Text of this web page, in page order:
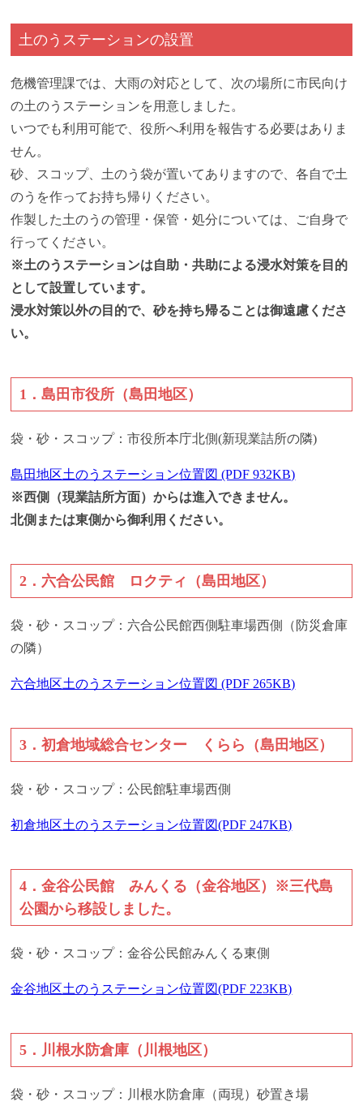
土のうステーションの設置
危機管理課では、大雨の対応として、次の場所に市民向け
の土のうステーションを用意しました。
いつでも利用可能で、役所へ利用を報告する必要はありま
せん。
砂、スコップ、土のう袋が置いてありますので、各自で土
のうを作ってお持ち帰りください。
作製した土のうの管理・保管・処分については、ご自身で
行ってください。
※土のうステーションは自助・共助による浸水対策を目的
として設置しています。
浸水対策以外の目的で、砂を持ち帰ることは御遠慮くださ
い。
1．島田市役所（島田地区）
袋・砂・スコップ：市役所本庁北側(新現業詰所の隣)
島田地区土のうステーション位置図 (PDF 932KB)
※西側（現業詰所方面）からは進入できません。
北側または東側から御利用ください。
2．六合公民館 ロクティ（島田地区）
袋・砂・スコップ：六合公民館西側駐車場西側（防災倉庫
の隣）
六合地区土のうステーション位置図 (PDF 265KB)
3．初倉地域総合センター くらら（島田地区）
袋・砂・スコップ：公民館駐車場西側
初倉地区土のうステーション位置図(PDF 247KB)
4．金谷公民館 みんくる（金谷地区）※三代島
公園から移設しました。
袋・砂・スコップ：金谷公民館みんくる東側
金谷地区土のうステーション位置図(PDF 223KB)
5．川根水防倉庫（川根地区）
袋・砂・スコップ：川根水防倉庫（両現）砂置き場